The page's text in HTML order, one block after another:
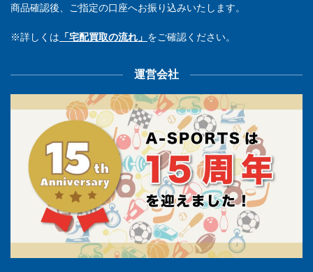
商品確認後、ご指定の口座へお振り込みいたします。
※詳しくは 「宅配買取の流れ」 をご確認ください。
運営会社